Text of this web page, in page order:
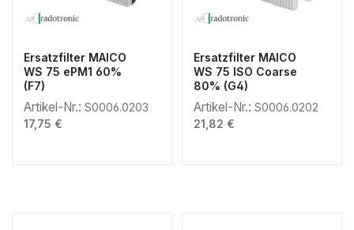
Ersatzfilter MAICO
WS 75 ePM1 60%
(F7)
Artikel-Nr.: S0006.0203
Regulärer Preis:
17,75 €
Ersatzfilter MAICO
WS 75 ISO Coarse
80% (G4)
Artikel-Nr.: S0006.0202
Regulärer Preis:
21,82 €